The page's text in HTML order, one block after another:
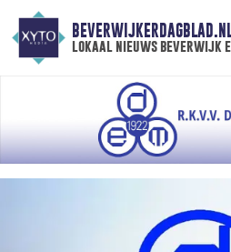
lokaal nieuws beverwijk